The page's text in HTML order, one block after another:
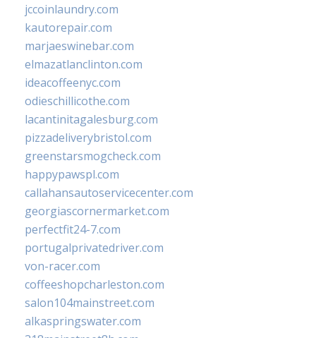
jccoinlaundry.com
kautorepair.com
marjaeswinebar.com
elmazatlanclinton.com
ideacoffeenyc.com
odieschillicothe.com
lacantinitagalesburg.com
pizzadeliverybristol.com
greenstarsmogcheck.com
happypawspl.com
callahansautoservicecenter.com
georgiascornermarket.com
perfectfit24-7.com
portugalprivatedriver.com
von-racer.com
coffeeshopcharleston.com
salon104mainstreet.com
alkaspringswater.com